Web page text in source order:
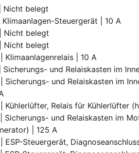
Nicht belegt
Klimaanlagen-Steuergerät | 10 A
Nicht belegt
Nicht belegt
Klimaanlagenrelais | 10 A
Sicherungs- und Relaiskasten im
Sicherungs- und Relaiskasten im
Kühlerlüfter, Relais für Kühlerlüfter
Sicherungs- und Relaiskasten im
| 125 A
ESP-Steuergerät,